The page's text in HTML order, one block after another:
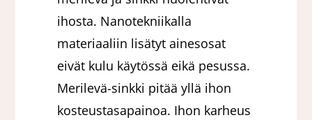
ihosta. Nanotekniikalla
materiaaliin lisätyt ainesosat
eivät kulu käytössä eikä pesussa.
Merilevä-sinkki pitää yllä ihon
kosteustasapainoa. Ihon karheus